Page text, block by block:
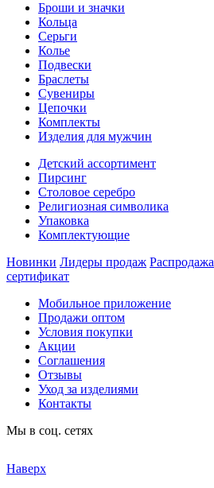
Броши и значки
Кольца
Серьги
Колье
Подвески
Браслеты
Сувениры
Цепочки
Комплекты
Изделия для мужчин
Детский ассортимент
Пирсинг
Столовое серебро
Религиозная символика
Упаковка
Комплектующие
Новинки Лидеры продаж Распродажа
сертификат
Мобильное приложение
Продажи оптом
Условия покупки
Акции
Соглашения
Отзывы
Уход за изделиями
Контакты
Мы в соц. сетях
Наверх